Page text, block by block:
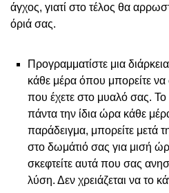
άγχος, γιατί στο τέλος θα
όριά σας.
Προγραμματίστε μια
κάθε μέρα όπου μπορείτε
που έχετε στο μυαλό σας. Το
πάντα την ίδια ώρα κάθε
παράδειγμα, μπορείτε μετά
στο δωμάτιό σας για μισή
σκεφτείτε αυτά που σας
λύση. Δεν χρειάζεται να το